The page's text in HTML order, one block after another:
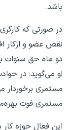
باشد.
در صورتی که
نقص عضو و ازکار
دو ماه حق سنوات
او می‌گوید: در
مستمری برخوردار
مستمری فوت
این فعال حوزه کار